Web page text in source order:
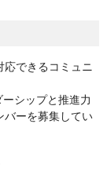
応できるコミュニ
シップと推進力
バーを募集してい